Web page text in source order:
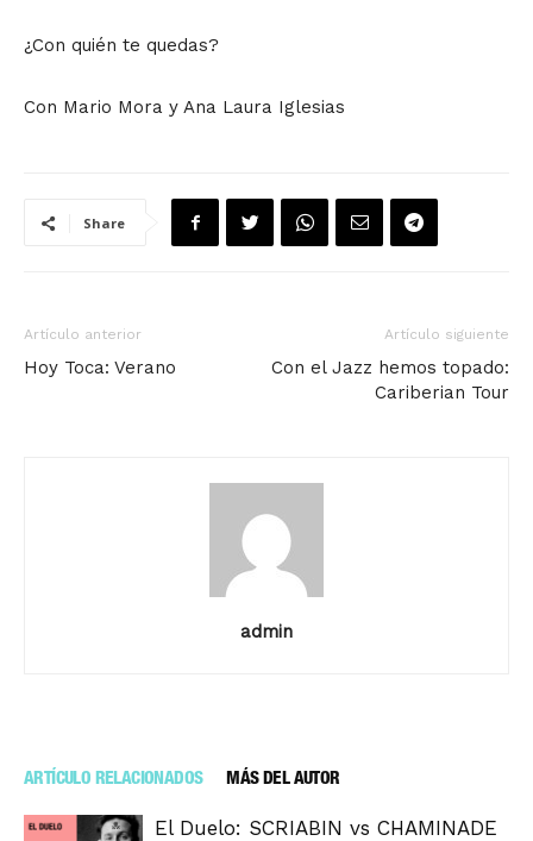
¿Con quién te quedas?
Con Mario Mora y Ana Laura Iglesias
Share
Artículo anterior
Hoy Toca: Verano
Artículo siguiente
Con el Jazz hemos topado:
Cariberian Tour
admin
ARTÍCULO RELACIONADOS MÁS DEL AUTOR
El Duelo: SCRIABIN vs CHAMINADE